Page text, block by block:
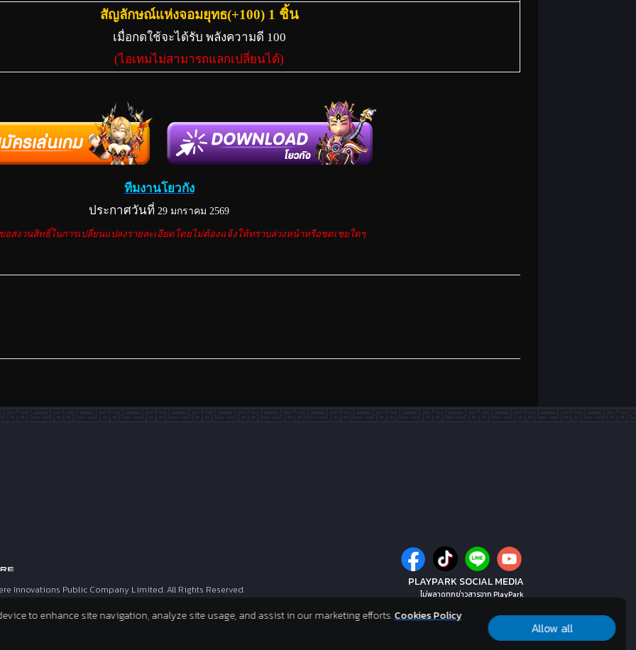
สัญลักษณ์แห่งจอมยุทธ(+100) 1 ชิ้น
เมื่อกดใช้จะได้รับ พลังความดี 100
(ไอเทมไม่สามารถแลกเปลี่ยนได้)
ทีมงานโยวกัง
ประกาศวันที่ 29 มกราคม 2569
อสงวนสิทธิ์ในการเปลี่ยนแปลงรายละเอียดโดยไม่ต้องแจ้งให้ทราบล่วงหน้าหรือชดเชยใดๆ
PLAYPARK SOCIAL MEDIA
ไม่พลาดทุกข่าวสารจาก PlayPark
Innovations Public Company Limited. All Rights Reserved.
to enhance site navigation, analyze site usage, and assist in our marketing efforts.Cookies Policy
Allow all